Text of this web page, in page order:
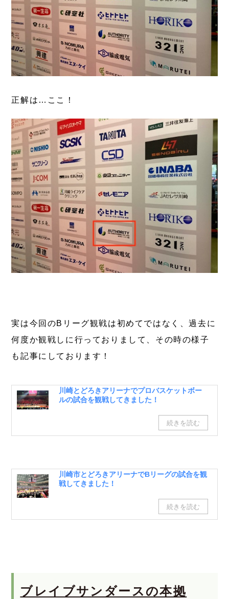
正解は…ここ！
実は今回のBリーグ観戦は初めてではなく、過去に
何度か観戦しに行っておりまして、その時の様子
も記事にしております！
川崎とどろきアリーナでプロバスケットボー
ルの試合を観戦してきました！
川崎市とどろきアリーナでBリーグの試合を観
戦してきました！
ブレイブサンダースの本拠